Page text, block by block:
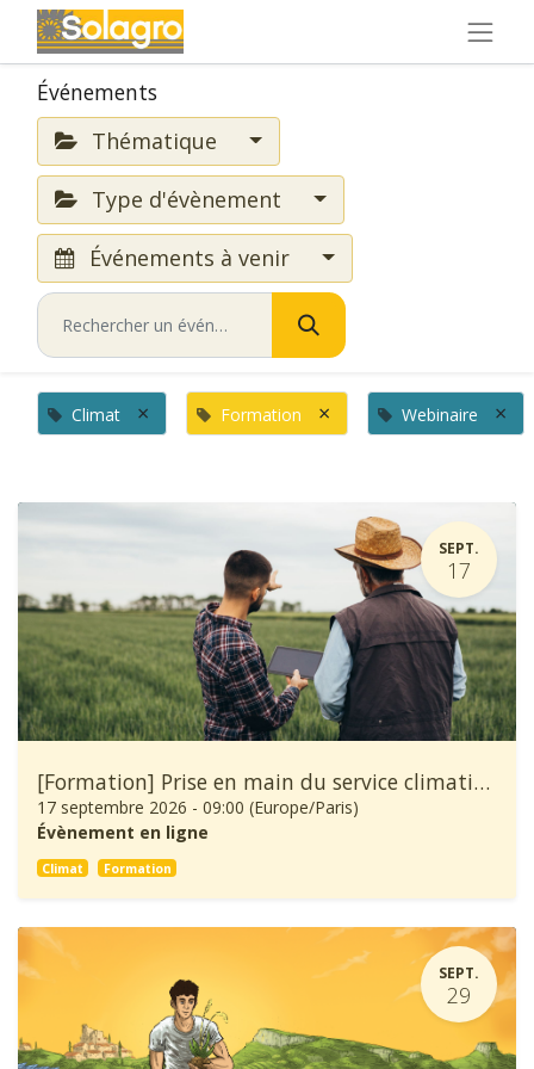
Événements
Thématique
Type d'évènement
Événements à venir
Climat × Formation × Webinaire ×
SEPT.
17
[Formation] Prise en main du service climatique Climadiag Agriculture et Forêt
17 septembre 2026 - 09:00 (Europe/Paris)
Évènement en ligne
Climat Formation
SEPT.
29